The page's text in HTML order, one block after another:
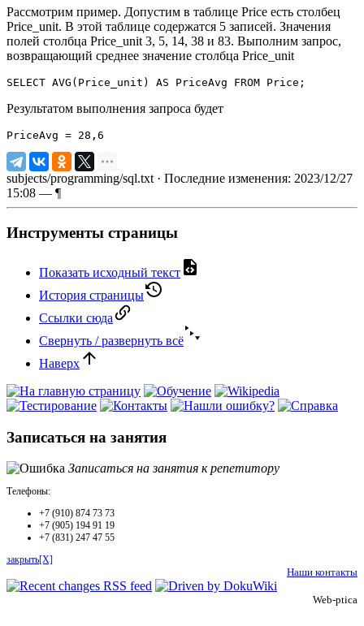
Рассмотрим пример. Допустим в таблице Price есть столбец
Price_unit. В этой таблице содержатся 5 записей. Значения
полей столбца Price_unit 3, 5, 14, 38 и 83. Выполним запрос,
возвращающий среднее значение столбца Price_unit
SELECT AVG ( Price_unit ) AS PriceAvg FROM Price;
Результатом выполнения запроса будет
PriceAvg = 28 , 6
subjects/programming/sql.txt· Последние изменения: 2023/12/27
15:08 — ¶
Инструменты страницы
Показать исходный текст
История страницы
Ссылки сюда
Свернуть / развернуть всё
Наверх
Записаться на занятия
Записаться на занятия к репетитору
Телефоны:
+7 (910) 874 73 73
+7 (905) 194 91 19
+7 (831) 247 47 55
закрыть[X]
Наши контакты
Web-ptica